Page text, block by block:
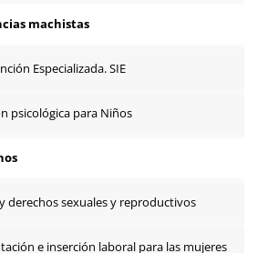
machistas
Especializada. SIE
psicológica para Niños
derechos sexuales y reproductivos
e inserción laboral para las mujeres